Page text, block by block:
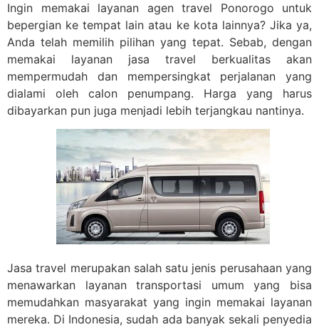
Ingin memakai layanan agen travel Ponorogo untuk
bepergian ke tempat lain atau ke kota lainnya? Jika ya,
Anda telah memilih pilihan yang tepat. Sebab, dengan
memakai layanan jasa travel berkualitas akan
mempermudah dan mempersingkat perjalanan yang
dialami oleh calon penumpang. Harga yang harus
dibayarkan pun juga menjadi lebih terjangkau nantinya.
Jasa travel merupakan salah satu jenis perusahaan yang
menawarkan layanan transportasi umum yang bisa
memudahkan masyarakat yang ingin memakai layanan
mereka. Di Indonesia, sudah ada banyak sekali penyedia